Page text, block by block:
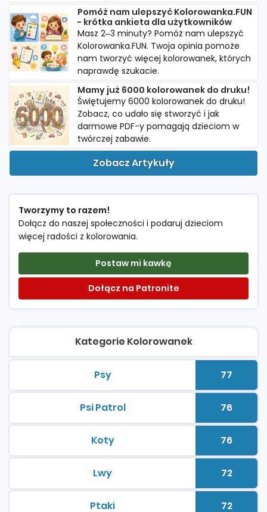
Pomóż nam ulepszyć Kolorowanka.FUN
- krótka ankieta dla użytkowników
Masz 2–3 minuty? Pomóż nam ulepszyć
Kolorowanka.FUN. Twoja opinia pomoże
nam tworzyć więcej kolorowanek, których
naprawdę szukacie.
Mamy już 6000 kolorowanek do druku!
Świętujemy 6000 kolorowanek do druku!
Zobacz, co udało się stworzyć i jak
darmowe PDF-y pomagają dzieciom w
twórczej zabawie.
Zobacz Artykuły
Tworzymy to razem!
Dołącz do naszej społeczności i podaruj dzieciom
więcej radości z kolorowania.
Postaw mi kawkę
Dołącz na Patronite
Kategorie Kolorowanek
Psy
kolorowanki do druku Liczba
77
Psi Patrolkolorowanki do druku Liczba
76
Koty
kolorowanki do druku Liczba
76
Lwykolorowanki do druku Liczba
72
Ptaki 72